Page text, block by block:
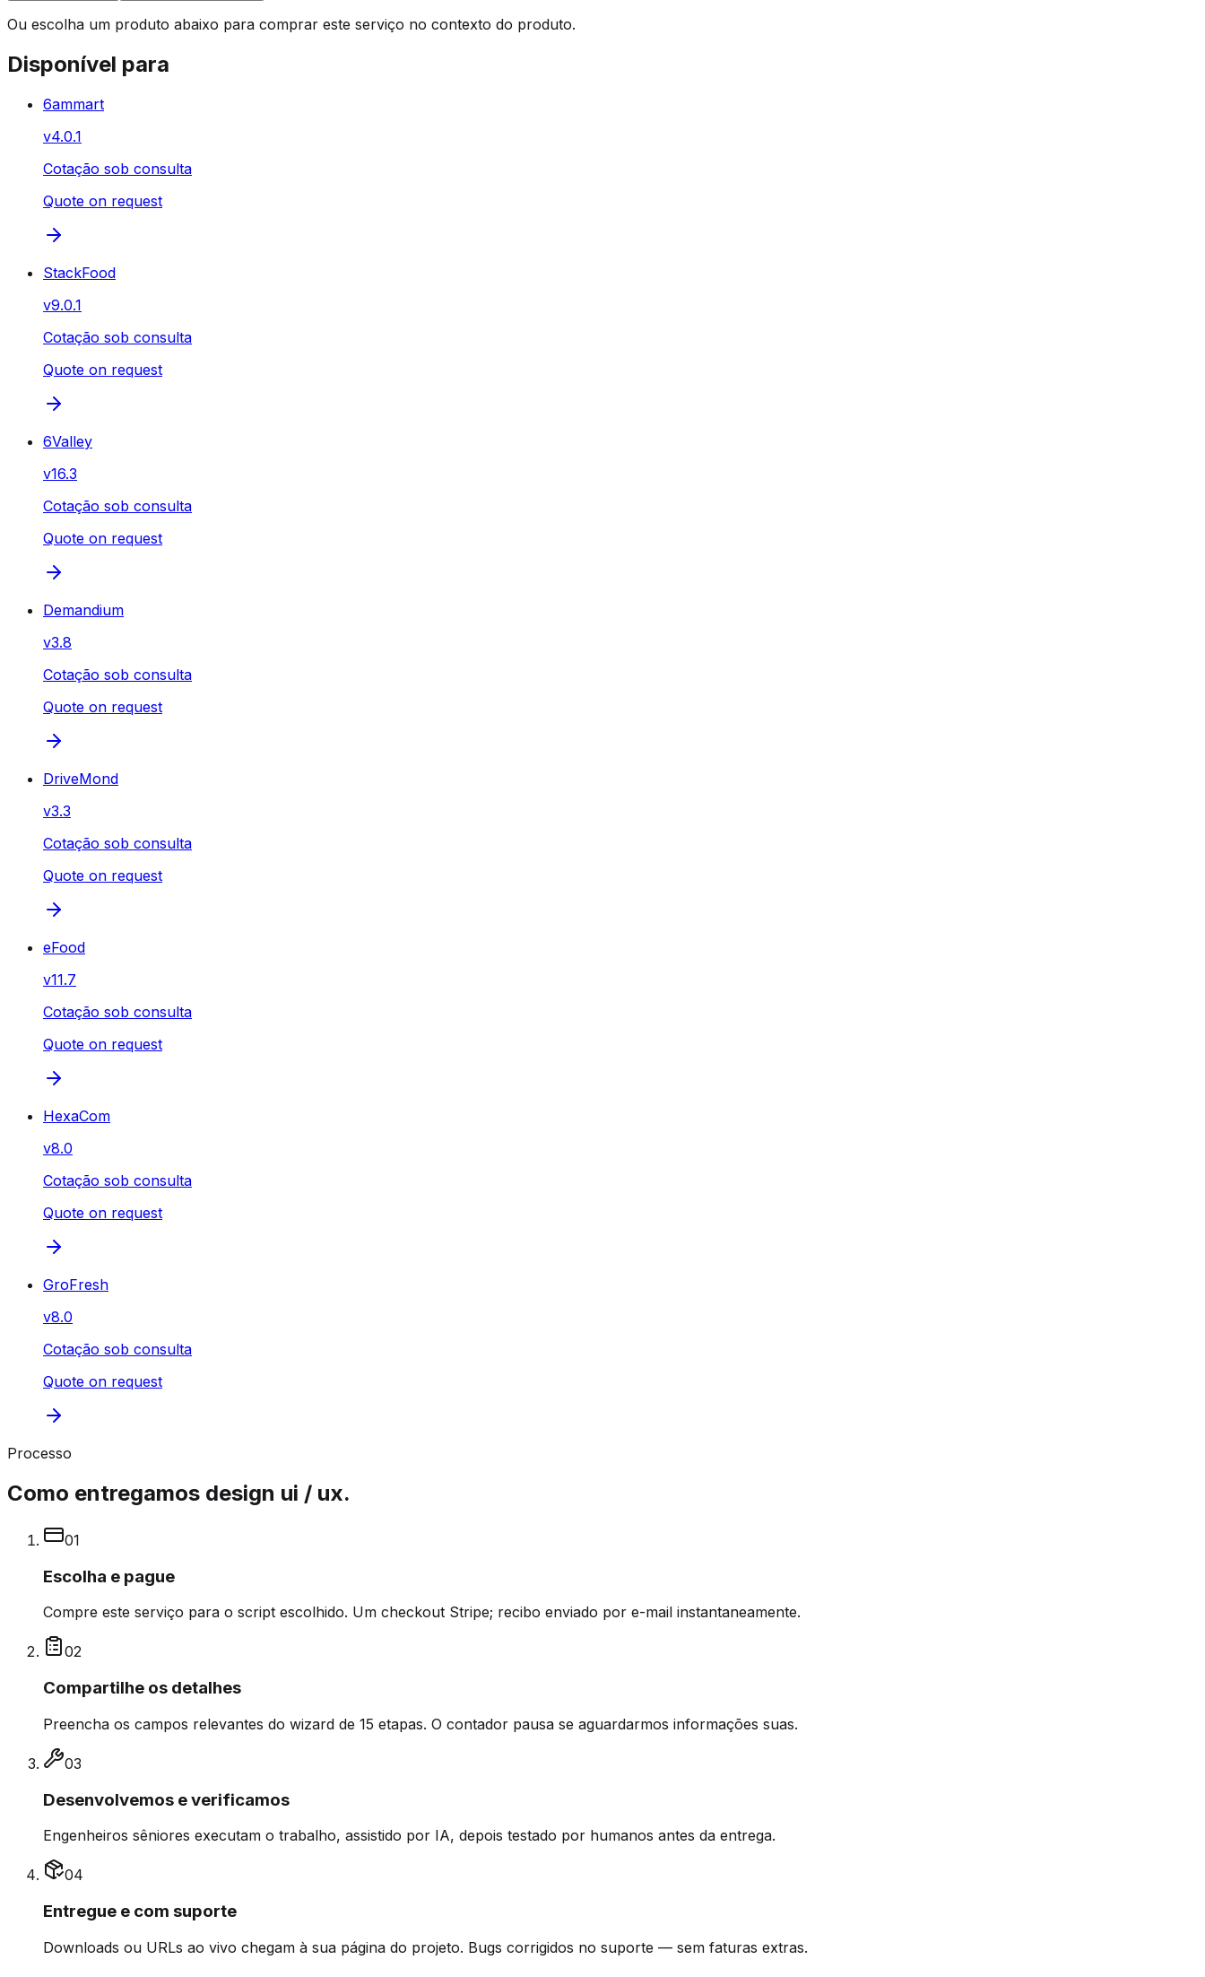
Ou escolha um produto abaixo para comprar este serviço no contexto do produto.
Disponível para
6ammart
v4.0.1
Cotação sob consulta
Quote on request
StackFood
v9.0.1
Cotação sob consulta
Quote on request
6Valley
v16.3
Cotação sob consulta
Quote on request
Demandium
v3.8
Cotação sob consulta
Quote on request
DriveMond
v3.3
Cotação sob consulta
Quote on request
eFood
v11.7
Cotação sob consulta
Quote on request
HexaCom
v8.0
Cotação sob consulta
Quote on request
GroFresh
v8.0
Cotação sob consulta
Quote on request
Processo
Como entregamos design ui / ux.
01
Escolha e pague
Compre este serviço para o script escolhido. Um checkout Stripe; recibo enviado por e-mail instantaneamente.
02
Compartilhe os detalhes
Preencha os campos relevantes do wizard de 15 etapas. O contador pausa se aguardarmos informações suas.
03
Desenvolvemos e verificamos
Engenheiros sêniores executam o trabalho, assistido por IA, depois testado por humanos antes da entrega.
04
Entregue e com suporte
Downloads ou URLs ao vivo chegam à sua página do projeto. Bugs corrigidos no suporte — sem faturas extras.